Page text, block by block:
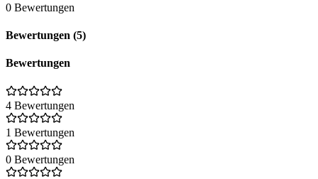
0 Bewertungen
Bewertungen (5)
Bewertungen
4 Bewertungen
1 Bewertungen
0 Bewertungen